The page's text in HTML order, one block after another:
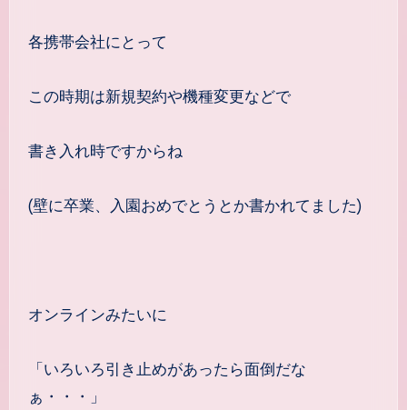
各携帯会社にとって
この時期は新規契約や機種変更などで
書き入れ時ですからね
(壁に卒業、入園おめでとうとか書かれてました)
オンラインみたいに
「いろいろ引き止めがあったら面倒だな
ぁ・・・」